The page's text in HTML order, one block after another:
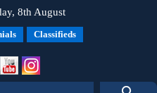
8th August
Classifieds